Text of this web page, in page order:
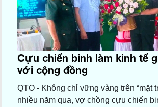
Cựu chiến binh làm kinh tế
với cộng đồng
QTO - Không chỉ vững vàng trên “mặt
nhiều năm qua, vợ chồng cựu chiến